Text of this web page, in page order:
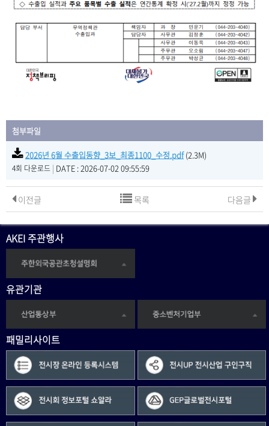
첨부파일
2026년 6월 수출입동향_3보_최종1100_수정.pdf(2.3M)
4회 다운로드 | DATE : 2026-07-02 09:55:59
이전글 다음글
목록
AKEI 주관행사
유관기관
패밀리사이트